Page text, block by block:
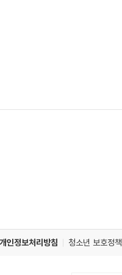
개인정보처리방침 청소년 보호정책